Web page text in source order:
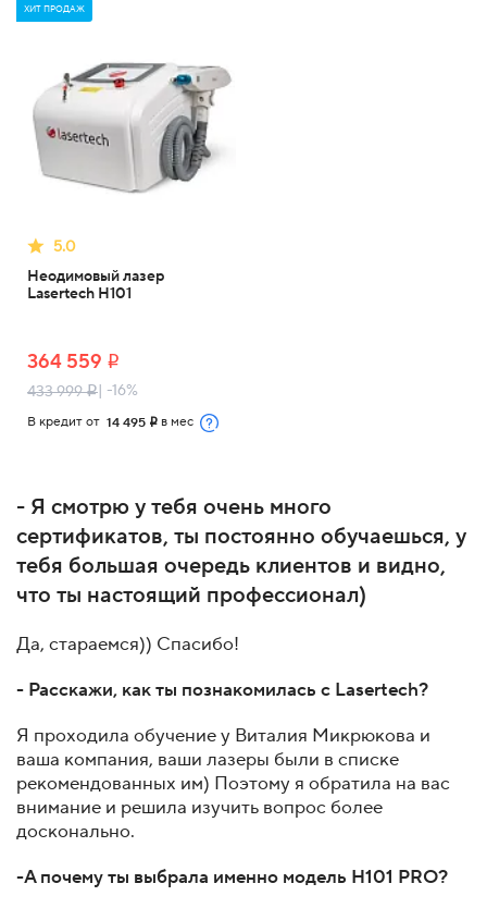
ХИТ ПРОДАЖ
5.0
Неодимовый лазер
Lasertech H101
364 559 i
433 999i | -16%
В кредит от 14 495 i в мес
- Я смотрю у тебя очень много
сертификатов, ты постоянно обучаешься, у
тебя большая очередь клиентов и видно,
что ты настоящий профессионал)
Да, стараемся)) Спасибо!
- Расскажи, как ты познакомилась с Lasertech?
Я проходила обучение у Виталия Микрюкова и
ваша компания, ваши лазеры были в списке
рекомендованных им) Поэтому я обратила на вас
внимание и решила изучить вопрос более
досконально.
-А почему ты выбрала именно модель H101 PRO?